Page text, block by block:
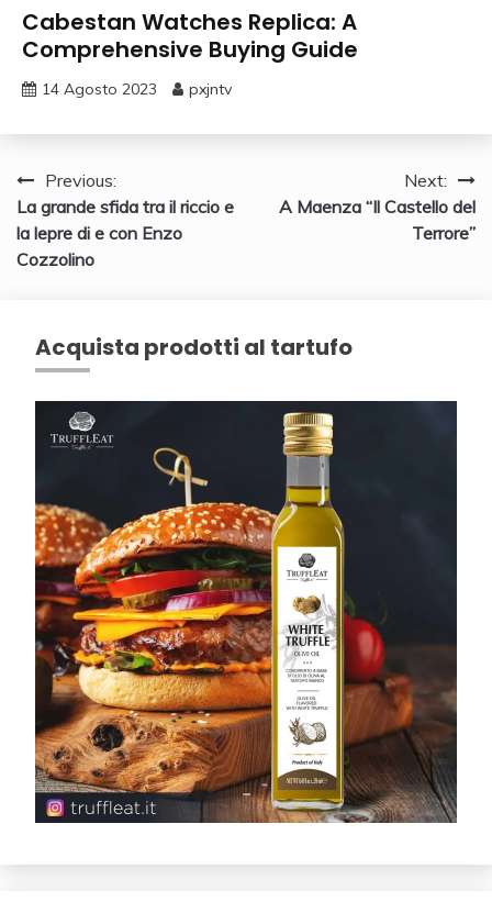
Cabestan Watches Replica: A
Comprehensive Buying Guide
14 Agosto 2023 pxjntv
Navigazione
articoli
Previous:
La grande sfida tra il riccio e
la lepre di e con Enzo
Cozzolino
Next:
A Maenza “Il Castello del
Terrore”
Acquista prodotti al tartufo